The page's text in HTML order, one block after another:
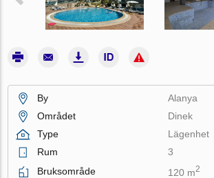
By
Alanya
Området
Dinek
Type
Lägenhet
Rum
3
Bruksområde
120 m2